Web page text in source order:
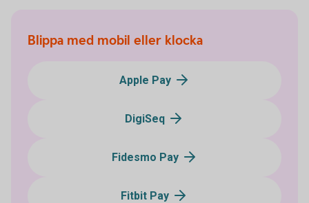
Blippa med mobil eller klocka
Apple Pay
DigiSeq
Fidesmo Pay
Fitbit Pay